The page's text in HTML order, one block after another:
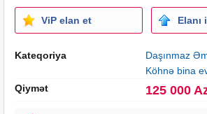
ViP elan et Elanı
Kateqoriya
Daşınmaz
Köhnə bina
Qiymət
125 000